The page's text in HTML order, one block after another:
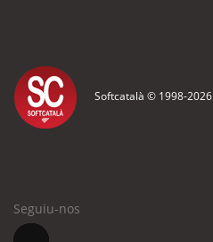
Softcatalà © 1998-2026
Seguiu-nos